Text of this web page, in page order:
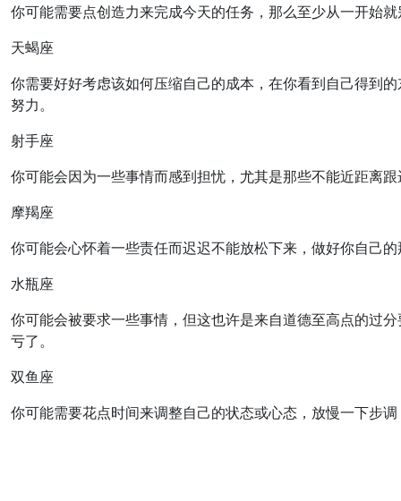
你可能需要点创造力来完成今天的任务，那么至少从一开始
天蝎座
你需要好好考虑该如何压缩自己的成本，在你看到自己得到
努力。
射手座
你可能会因为一些事情而感到担忧，尤其是那些不能近距离
摩羯座
你可能会心怀着一些责任而迟迟不能放松下来，做好你自己
水瓶座
你可能会被要求一些事情，但这也许是来自道德至高点的过
亏了。
双鱼座
你可能需要花点时间来调整自己的状态或心态，放慢一下步